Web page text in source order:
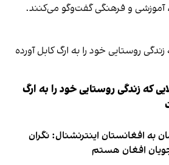
آموزشی و فرهنگی گفت‌وگو می‌کنند.
که زندگی روستایی خود را به ارگ
به افغانستان اینترنشنال: نگران
افغان هستم